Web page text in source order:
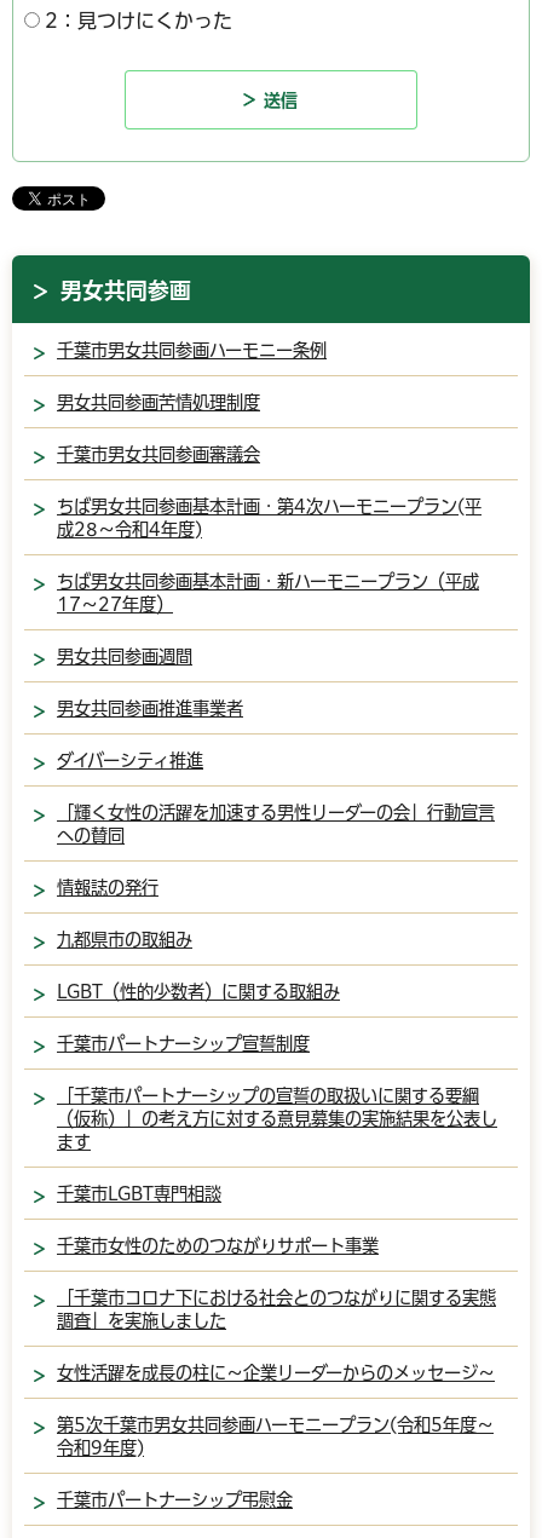
2：見つけにくかった
男女共同参画
千葉市男女共同参画ハーモニー条例
男女共同参画苦情処理制度
千葉市男女共同参画審議会
ちば男女共同参画基本計画・第4次ハーモニープラン(平
成28～令和4年度)
ちば男女共同参画基本計画・新ハーモニープラン（平成
17〜27年度）
男女共同参画週間
男女共同参画推進事業者
ダイバーシティ推進
「輝く女性の活躍を加速する男性リーダーの会」行動宣言
への賛同
情報誌の発行
九都県市の取組み
LGBT（性的少数者）に関する取組み
千葉市パートナーシップ宣誓制度
「千葉市パートナーシップの宣誓の取扱いに関する要綱
（仮称）」の考え方に対する意見募集の実施結果を公表し
ます
千葉市LGBT専門相談
千葉市女性のためのつながりサポート事業
「千葉市コロナ下における社会とのつながりに関する実態
調査」を実施しました
女性活躍を成長の柱に～企業リーダーからのメッセージ～
第5次千葉市男女共同参画ハーモニープラン(令和5年度～
令和9年度)
千葉市パートナーシップ弔慰金